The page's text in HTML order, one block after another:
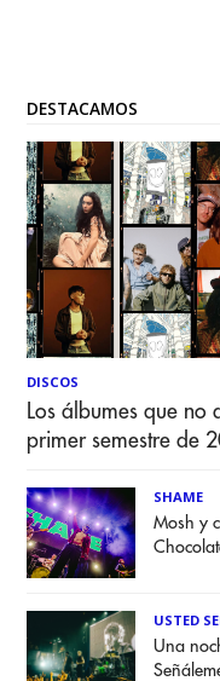
DESTACAMOS
DISCOS
Los álbumes que no
primer semestre de
SHAME
Mosh y
USTED
Una